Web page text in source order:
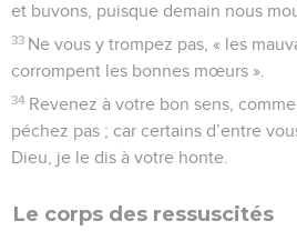
et buvons, puisque demain nous
33 Ne vous y trompez pas, « les
corrompent les bonnes mœurs ».
34 Revenez à votre bon sens,
péchez pas ; car certains d’entre
Dieu, je le dis à votre honte.
Le corps des ressuscités